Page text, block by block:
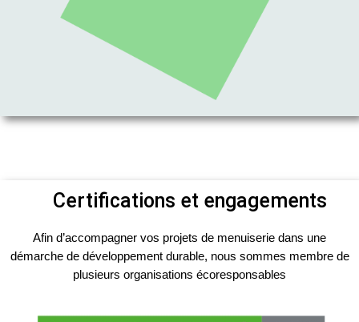
Certifications et engagements
Afin d’accompagner vos projets de menuiserie dans une
démarche de développement durable, nous sommes membre de
plusieurs organisations écoresponsables